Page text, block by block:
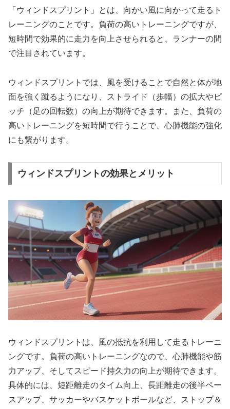
「ウィンドスプリント」とは、向かい風に向かって走るト
レーニングのこと です。負荷の高いトレーニングですが、
短時間で効果的に走力を向上させられる と、ランナーの間
で注目されています。
ウィンドスプリントでは、風を受けることで自然と体が地
面を強く蹴るようになり、
ストライド（歩幅）の拡大やピ
ッチ（足の回転数）の向上が期待できます。また、負荷の
高いトレーニングを短時間で行うことで、 心肺機能の強化
にも繋がります。
ウィンドスプリントの効果とメリット
ウィンドスプリントは、
風の抵抗を利用して走るトレーニ
ングです。負荷の高いトレーニングなので、心肺機能や筋
力アップ、そしてスピード持久力の向上が期待できます。
具体的には、 短距離走のタイム向上、長距離走の後半ペー
スアップ、サッカーやバスケットボールなど、ストップ＆